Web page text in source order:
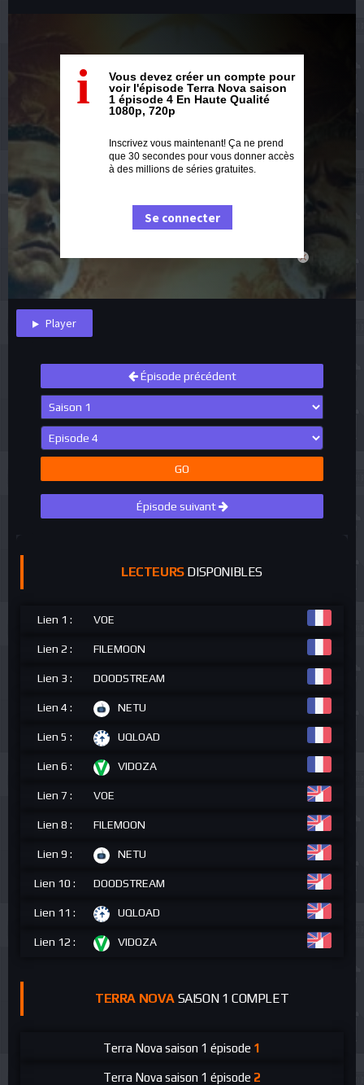
close
i
Vous devez créer un compte pour
voir l'épisode Terra Nova saison
1 épisode 4 En Haute Qualité
1080p, 720p
Inscrivez vous maintenant! Ça ne prend
que 30 secondes pour vous donner accès
à des millions de séries gratuites.
Se connecter
Player
Épisode précédent
GO
Épisode suivant
LECTEURSDISPONIBLES
Lien 1 : VOE
Lien 2 : FILEMOON
Lien 3 : DOODSTREAM
Lien 4 : NETU
Lien 5 : UQLOAD
Lien 6 : VIDOZA
Lien 7 : VOE
Lien 8 : FILEMOON
Lien 9 : NETU
Lien 10 : DOODSTREAM
Lien 11 : UQLOAD
Lien 12 : VIDOZA
TERRA NOVASAISON 1 COMPLET
Terra Nova saison 1 épisode 1
Terra Nova saison 1 épisode 2